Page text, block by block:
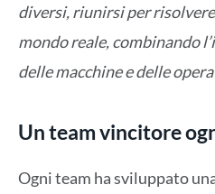
diversi, riunirsi per
mondo reale, combinando
delle macchine e delle
Un team vincitore
Ogni team ha sviluppato